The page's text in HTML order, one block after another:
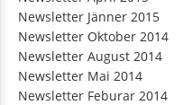
Newsletter Jänner 2015
Newsletter Oktober 2014
Newsletter August 2014
Newsletter Mai 2014
Newsletter Feburar 2014